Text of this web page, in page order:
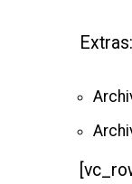
Extras: